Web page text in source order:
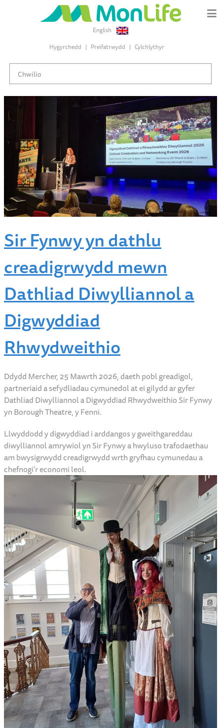
English
Hygyrchedd
Preifatrwydd Cylchlythyr
Sir Fynwy yn dathlu
creadigrwydd mewn
Dathliad Diwylliannol a
Digwyddiad
Rhwydweithio
Ddydd Mercher, 25 Mawrth 2026, daeth pobl greadigol,
partneriaid a sefydliadau cymunedol at ei gilydd ar gyfer
Dathliad Diwylliannol a Digwyddiad Rhwydweithio Sir Fynwy
yn Borough Theatre, y Fenni.
Llwyddodd y digwyddiad i arddangos y gweithgareddau
diwylliannol amrywiol yn Sir Fynwy a hwyluso trafodaethau
am bwysigrwydd creadigrwydd wrth gryfhau cymunedau a
chefnogi’r economi leol.